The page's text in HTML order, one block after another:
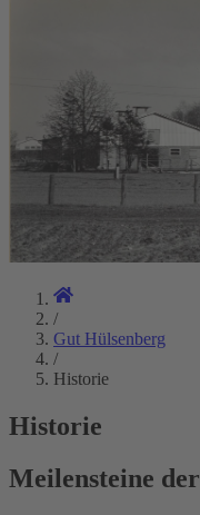
/
Gut Hülsenberg
/
Historie
Historie
Meilensteine